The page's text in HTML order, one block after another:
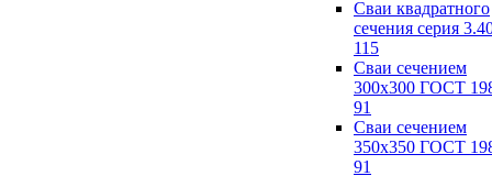
Сваи квадратного
сечения серия
115
Сваи сечением
300х300 ГОСТ
91
Сваи сечением
350х350 ГОСТ
91